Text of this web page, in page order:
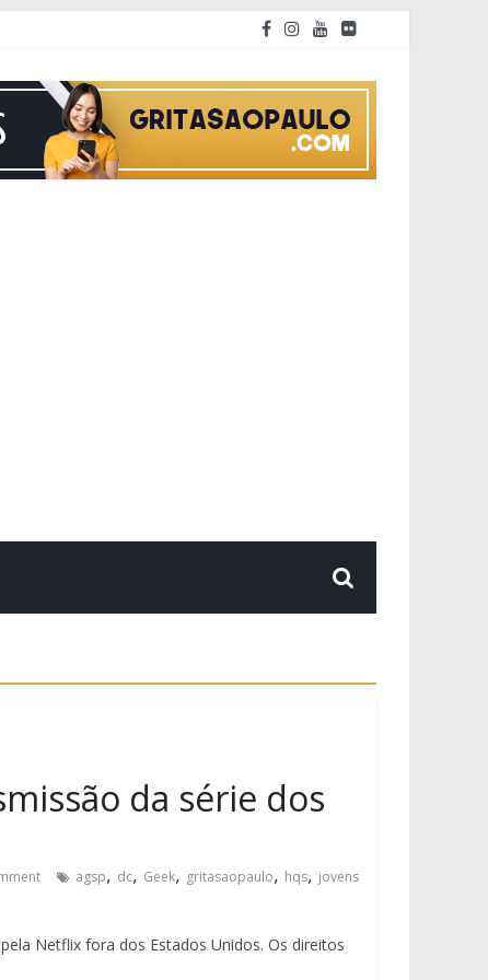
da série dos
agsp, dc, Geek, gritasaopaulo, hqs, jovens
Netflix fora dos Estados Unidos. Os direitos